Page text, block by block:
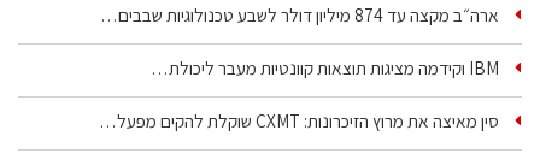
ארה״ב מקצה עד 874 מיליון דולר לשבע טכנולוגיות שבבים…
IBM וקידמה מציגות תוצאות קוונטיות מעבר ליכולת…
סין מאיצה את מרוץ הזיכרונות: CXMT שוקלת להקים מפעל…